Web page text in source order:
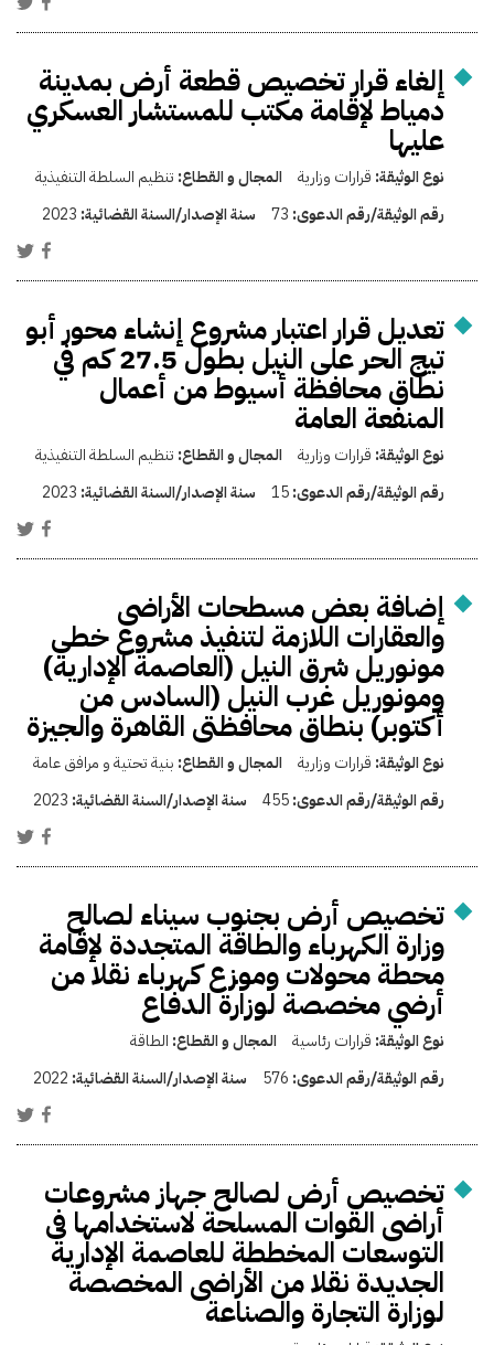
إلغاء قرار تخصيص قطعة أرض بمدينة
دمياط لإقامة مكتب للمستشار العسكري
عليها
نوع الوثيقة: قرارات وزارية المجال و القطاع: تنظيم السلطة التنفيذية
رقم الوثيقة/رقم الدعوى: 73 سنة الإصدار/السنة القضائية: 2023
تعديل قرار اعتبار مشروع إنشاء محور أبو
تيج الحر على النيل بطول 27.5 كم في
نطاق محافظة أسيوط من أعمال
المنفعة العامة
نوع الوثيقة: قرارات وزارية المجال و القطاع: تنظيم السلطة التنفيذية
رقم الوثيقة/رقم الدعوى:15 سنة الإصدار/السنة القضائية: 2023
إضافة بعض مسطحات الأراضى
والعقارات اللازمة لتنفيذ مشروع خطي
مونوريل شرق النيل (العاصمة الإدارية)
ومونوريل غرب النيل (السادس من
أكتوبر) بنطاق محافظتى القاهرة والجيزة
نوع الوثيقة: قرارات وزارية المجال و القطاع: بنية تحتية و مرافق عامة
رقم الوثيقة/رقم الدعوى:455 سنة الإصدار/السنة القضائية: 2023
تخصيص أرض بجنوب سيناء لصالح
وزارة الكهرباء والطاقة المتجددة لإقامة
محطة محولات وموزع كهرباء نقلا من
أرضي مخصصة لوزارة الدفاع
نوع الوثيقة: قرارات رئاسية المجال و القطاع: الطاقة
رقم الوثيقة/رقم الدعوى: 576 سنة الإصدار/السنة القضائية: 2022
تخصيص أرض لصالح جهاز مشروعات
أراضى القوات المسلحة لاستخدامها فى
التوسعات المخططة للعاصمة الإدارية
الجديدة نقلا من الأراضى المخصصة
لوزارة التجارة والصناعة